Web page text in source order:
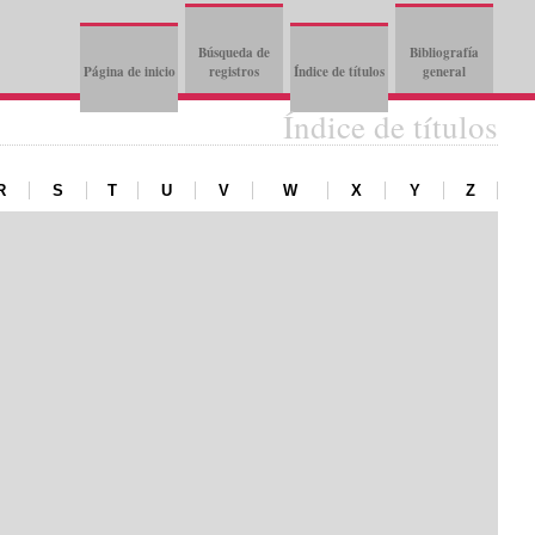
Página de inicio
Búsqueda de
registros
Índice de títulos
Bibliografía
general
Índice de títulos
S T U V W X Y Z